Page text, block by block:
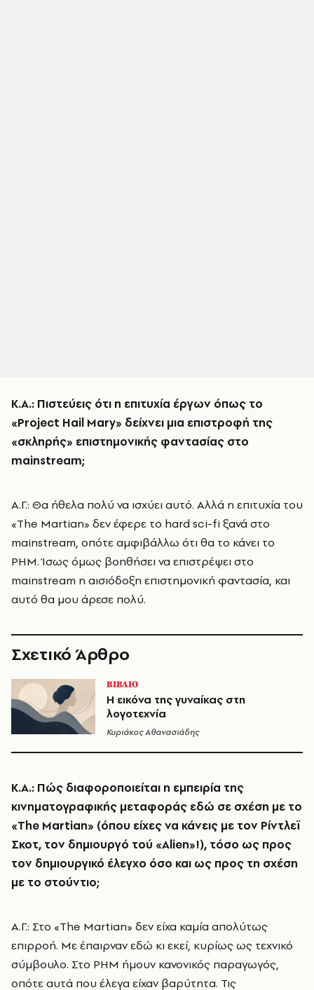
Κ.Α.: Πιστεύεις ότι η επιτυχία έργων όπως το
«Project Hail Mary» δείχνει μια επιστροφή της
«σκληρής» επιστημονικής φαντασίας στο
mainstream;
Α.Γ.: Θα ήθελα πολύ να ισχύει αυτό. Αλλά η επιτυχία του
«The Martian» δεν έφερε το hard sci-fi ξανά στο
mainstream, οπότε αμφιβάλλω ότι θα το κάνει το
PHM. Ίσως όμως βοηθήσει να επιστρέψει στο
mainstream η αισιόδοξη επιστημονική φαντασία, και
αυτό θα μου άρεσε πολύ.
Σχετικό Άρθρο
ΒΙΒΛΙΟ
Η εικόνα της γυναίκας στη
λογοτεχνία
Κυριάκος Αθανασιάδης
Κ.Α.: Πώς διαφοροποιείται η εμπειρία της
κινηματογραφικής μεταφοράς εδώ σε σχέση με το
«The Martian» (όπου είχες να κάνεις με τον Ρίντλεϊ
Σκοτ, τον δημιουργό τού «Alien»!), τόσο ως προς
τον δημιουργικό έλεγχο όσο και ως προς τη σχέση
με το στούντιο;
Α.Γ.: Στο «The Martian» δεν είχα καμία απολύτως
επιρροή. Με έπαιρναν εδώ κι εκεί, κυρίως ως τεχνικό
σύμβουλο. Στο PHM ήμουν κανονικός παραγωγός,
οπότε αυτά που έλεγα είχαν βαρύτητα. Τις